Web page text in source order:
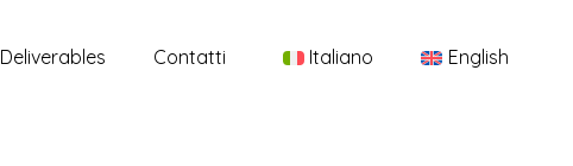
Deliverables Contatti Italiano English